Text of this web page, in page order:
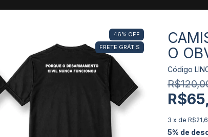
46% OFF
FRETE GRÁTIS
O
Código
3 x de
5% de